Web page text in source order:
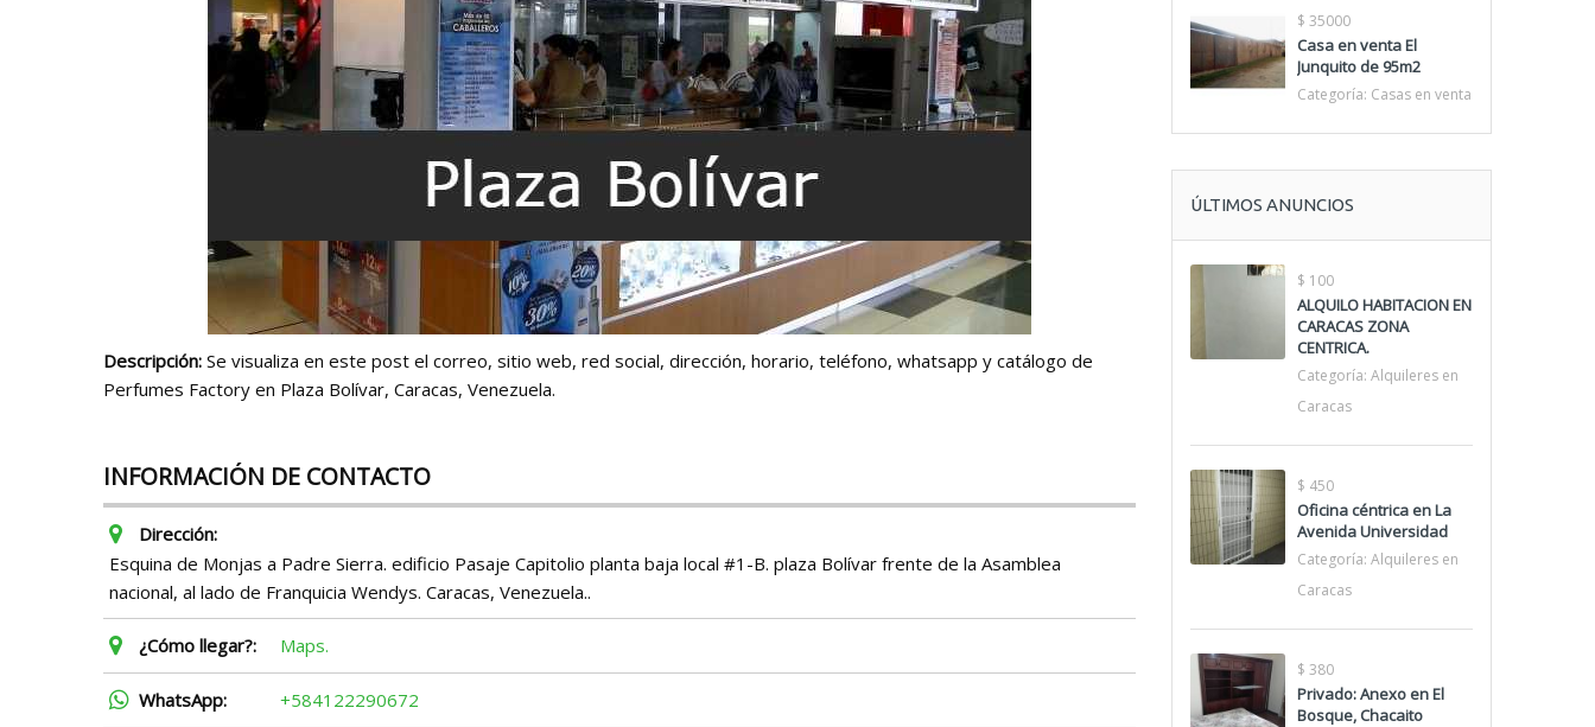
Descripción: Se visualiza en este post el correo, sitio web, red social, dirección, horario, teléfono, whatsapp y catálogo de
Perfumes Factory en Plaza Bolívar, Caracas, Venezuela.
INFORMACIÓN DE CONTACTO
Dirección:
Esquina de Monjas a Padre Sierra. edificio Pasaje Capitolio planta baja local #1-B. plaza Bolívar frente de la Asamblea
nacional, al lado de Franquicia Wendys. Caracas, Venezuela..
¿Cómo llegar?: Maps.
WhatsApp: +584122290672
$ 35000
Casa en venta El
Junquito de 95m2
Categoría: Casas en venta
ÚLTIMOS ANUNCIOS
$ 100
ALQUILO HABITACION EN
CARACAS ZONA
CENTRICA.
Categoría: Alquileres en
Caracas
$ 450
Oficina céntrica en La
Avenida Universidad
Categoría: Alquileres en
Caracas
$ 380
Privado: Anexo en El
Bosque, Chacaito